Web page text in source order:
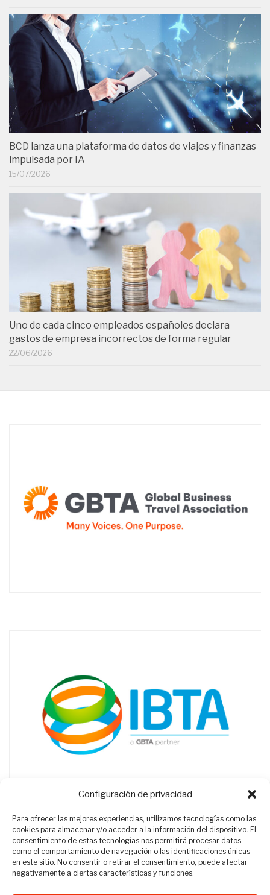
Configuración de privacidad
Para ofrecer las mejores experiencias, utilizamos tecnologías como las
cookies para almacenar y/o acceder a la información del dispositivo. El
consentimiento de estas tecnologías nos permitirá procesar datos
como el comportamiento de navegación o las identificaciones únicas
en este sitio. No consentir o retirar el consentimiento, puede afectar
negativamente a ciertas características y funciones.
BCD lanza una plataforma de datos de viajes y finanzas
impulsada por IA
15/07/2026
Uno de cada cinco empleados españoles declara
gastos de empresa incorrectos de forma regular
22/06/2026